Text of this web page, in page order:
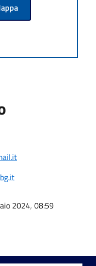
2024, 08:59